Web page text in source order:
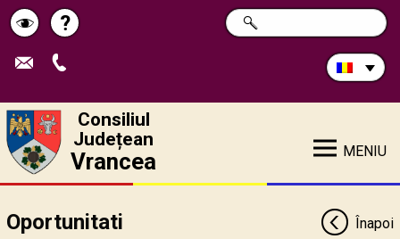
Schimbă
contrastul
Pagina
de
?
Caută
în
CAUTĂ
Consiliul
Județean
Vrancea MENIU
Oportunitati Înapoi